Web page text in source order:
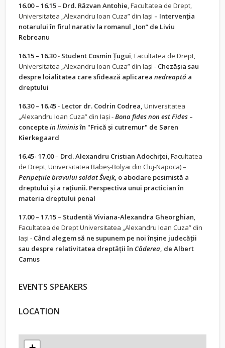
16.00 – 16.15– Drd. Răzvan Antohie, Facultatea de Drept,
Universitatea „Alexandru Ioan Cuza” din Iași – Intervenția
notarului în firul narativ la romanul „Ion” de Liviu
Rebreanu
16.15 – 16.30- Student Cosmin Țugui, Facultatea de Drept,
Universitatea „Alexandru Ioan Cuza” din Iași - Chezășia sau
despre loialitatea care sfidează aplicarea nedreaptă a
dreptului
16.30 – 16.45- Lector dr. Codrin Codrea, Universitatea
„Alexandru Ioan Cuza” din Iași -Bona fides non est Fides –
concepte in liminisîn "Frică și cutremur" de Søren
Kierkegaard
16.45- 17.00– Drd. Alexandru Cristian Adochiței, Facultatea
de Drept, Universitatea Babeș-Bolyai din Cluj-Napoca) –
Peripețiile bravului soldat Švejk, o abodare pesimistă a
dreptului și a rațiunii. Perspectiva unui practician în
materia dreptului penal
17.00 – 17.15– Studentă Viviana-Alexandra Gheorghian,
Facultatea de Drept Universitatea „Alexandru Ioan Cuza” din
Iași - Când alegem să ne supunem pe noi înșine judecății
sau despre relativitatea dreptății în Căderea, de Albert
Camus
EVENTS SPEAKERS
LOCATION